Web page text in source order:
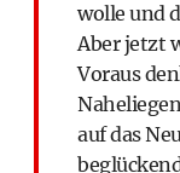
wolle und
Aber jetzt
Voraus
auf das